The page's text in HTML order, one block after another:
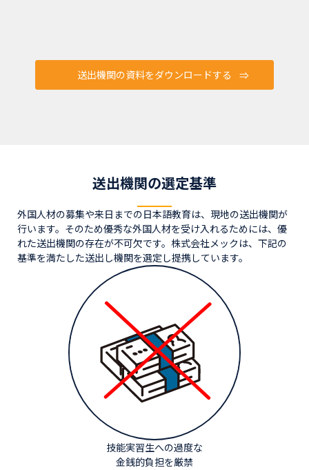
送出機関の資料をダウンロードする
送出機関の選定基準
外国人材の募集や来日までの日本語教育は、現地の送出機関が
行います。そのため優秀な外国人材を受け入れるためには、優
れた送出機関の存在が不可欠です。株式会社メックは、下記の
基準を満たした送出し機関を選定し提携しています。
技能実習生への過度な
金銭的負担を厳禁